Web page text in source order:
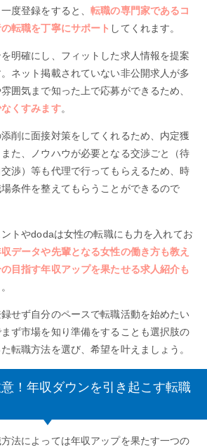
度登録をすると、転職の専門家であるコ
転職を丁寧にサポート してくれます。
明確にし、フィットした求人情報を提案
ネット掲載されていない非公開求人が多
囲気まで知った上で応募ができるため、
くすみます。
削に面接対策をしてくれるため、内定獲
た、ノウハウが必要となる交渉ごと（待
渉）等も代理で行ってもらえるため、時
条件を整えてもらうことができるので
トやdodaは女性の転職にも力を入れてお
データや先輩となる女性の働き方も教え
目指す年収アップを果たせる求人紹介も
。
せず自分のペースで転職活動を始めたい
ず市場を知り準備をすることも選択肢の
転職方法を選び、希望を叶えましょう。
！年収ダウンを引き起こす転職
法によっては年収アップを果たす一つの